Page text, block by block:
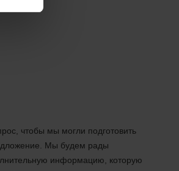
чтобы мы могли подготовить
Мы будем рады
информацию, которую